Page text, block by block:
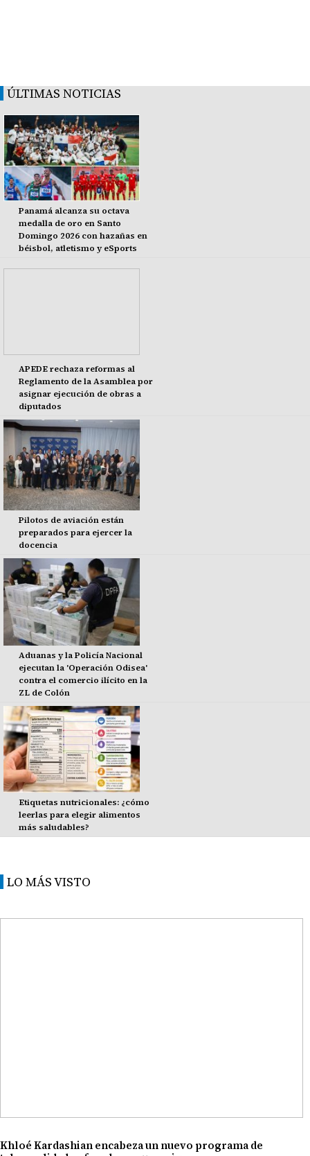
ÚLTIMAS NOTICIAS
Panamá alcanza su octava
medalla de oro en Santo
Domingo 2026 con hazañas en
béisbol, atletismo y eSports
APEDE rechaza reformas al
Reglamento de la Asamblea por
asignar ejecución de obras a
diputados
Pilotos de aviación están
preparados para ejercer la
docencia
Aduanas y la Policía Nacional
ejecutan la 'Operación Odisea'
contra el comercio ilícito en la
ZL de Colón
Etiquetas nutricionales: ¿cómo
leerlas para elegir alimentos
más saludables?
LO MÁS VISTO
Khloé Kardashian encabeza un nuevo programa de